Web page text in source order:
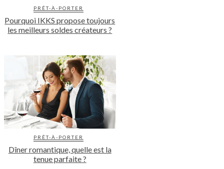
PRÊT-À-PORTER
Pourquoi IKKS propose toujours
les meilleurs soldes créateurs ?
PRÊT-À-PORTER
Dîner romantique, quelle est la
tenue parfaite ?